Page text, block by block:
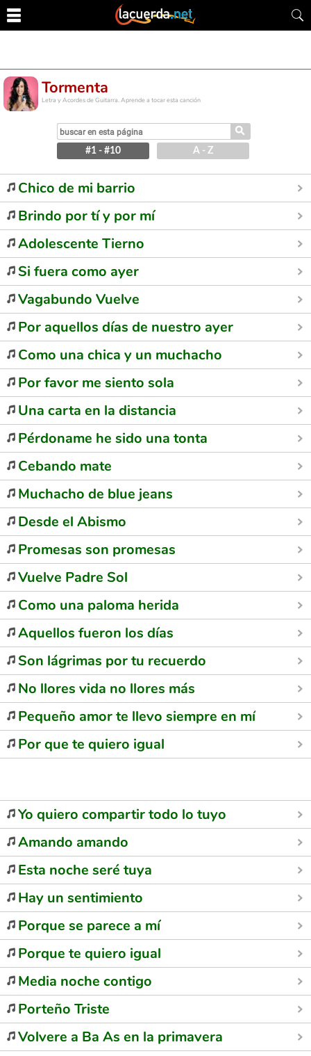
Tormenta
Letra y Acordes de Guitarra. Aprende a tocar esta canción
⚲
#1 - #10 A - Z
Chico de mi barrio
Brindo por tí y por mí
Adolescente Tierno
Si fuera como ayer
Vagabundo Vuelve
Por aquellos días de nuestro ayer
Como una chica y un muchacho
Por favor me siento sola
Una carta en la distancia
Pérdoname he sido una tonta
Cebando mate
Muchacho de blue jeans
Desde el Abismo
Promesas son promesas
Vuelve Padre Sol
Como una paloma herida
Aquellos fueron los días
Son lágrimas por tu recuerdo
No llores vida no llores más
Pequeño amor te llevo siempre en mí
Por que te quiero igual
Yo quiero compartir todo lo tuyo
Amando amando
Esta noche seré tuya
Hay un sentimiento
Porque se parece a mí
Porque te quiero igual
Media noche contigo
Porteño Triste
Volvere a Ba As en la primavera